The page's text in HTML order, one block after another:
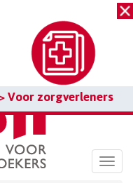
Voor zorgverleners
overheid:www.belgium.be